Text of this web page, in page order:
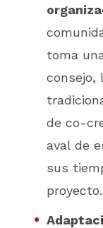
toma
consejo,
de co-
aval de
sus
proyecto.